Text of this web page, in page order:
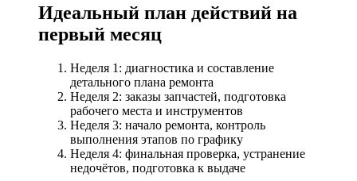
Идеальный план действий на
первый месяц
Неделя 1: диагностика и составление
детального плана ремонта
Неделя 2: заказы запчастей, подготовка
рабочего места и инструментов
Неделя 3: начало ремонта, контроль
выполнения этапов по графику
Неделя 4: финальная проверка, устранение
недочётов, подготовка к выдаче